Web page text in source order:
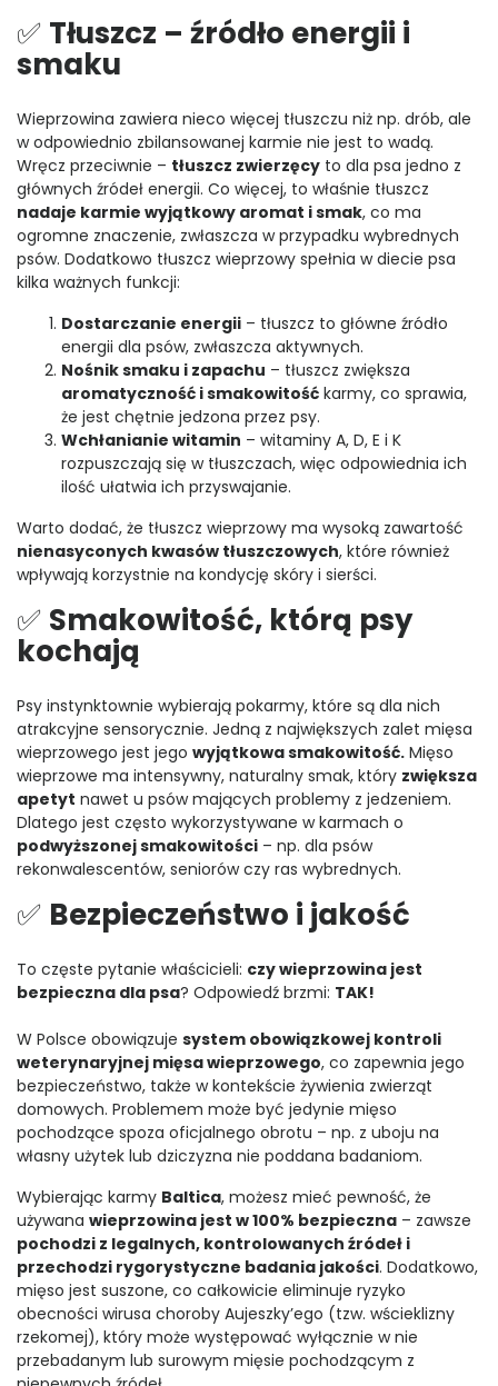
✅ Tłuszcz – źródło energii i
smaku
Wieprzowina zawiera nieco więcej tłuszczu niż np. drób, ale
w odpowiednio zbilansowanej karmie nie jest to wadą.
Wręcz przeciwnie – tłuszcz zwierzęcy to dla psa jedno z
głównych źródeł energii. Co więcej, to właśnie tłuszcz
nadaje karmie wyjątkowy aromat i smak, co ma
ogromne znaczenie, zwłaszcza w przypadku wybrednych
psów. Dodatkowo tłuszcz wieprzowy spełnia w diecie psa
kilka ważnych funkcji:
Dostarczanie energii – tłuszcz to główne źródło
energii dla psów, zwłaszcza aktywnych.
Nośnik smaku i zapachu – tłuszcz zwiększa
aromatyczność i smakowitość karmy, co sprawia,
że jest chętnie jedzona przez psy.
Wchłanianie witamin – witaminy A, D, E i K
rozpuszczają się w tłuszczach, więc odpowiednia ich
ilość ułatwia ich przyswajanie.
Warto dodać, że tłuszcz wieprzowy ma wysoką zawartość
nienasyconych kwasów tłuszczowych, które również
wpływają korzystnie na kondycję skóry i sierści.
✅ Smakowitość, którą psy
kochają
Psy instynktownie wybierają pokarmy, które są dla nich
atrakcyjne sensorycznie. Jedną z największych zalet mięsa
wieprzowego jest jego wyjątkowa smakowitość. Mięso
wieprzowe ma intensywny, naturalny smak, który zwiększa
apetyt nawet u psów mających problemy z jedzeniem.
Dlatego jest często wykorzystywane w karmach o
podwyższonej smakowitości – np. dla psów
rekonwalescentów, seniorów czy ras wybrednych.
✅ Bezpieczeństwo i jakość
To częste pytanie właścicieli: czy wieprzowina jest
bezpieczna dla psa? Odpowiedź brzmi: TAK!
W Polsce obowiązuje system obowiązkowej kontroli
weterynaryjnej mięsa wieprzowego, co zapewnia jego
bezpieczeństwo, także w kontekście żywienia zwierząt
domowych. Problemem może być jedynie mięso
pochodzące spoza oficjalnego obrotu – np. z uboju na
własny użytek lub dziczyzna nie poddana badaniom.
Wybierając karmy Baltica, możesz mieć pewność, że
używana wieprzowina jest w 100% bezpieczna – zawsze
pochodzi z legalnych, kontrolowanych źródeł i
przechodzi rygorystyczne badania jakości. Dodatkowo,
mięso jest suszone, co całkowicie eliminuje ryzyko
obecności wirusa choroby Aujeszky’ego (tzw. wścieklizny
rzekomej), który może występować wyłącznie w nie
przebadanym lub surowym mięsie pochodzącym z